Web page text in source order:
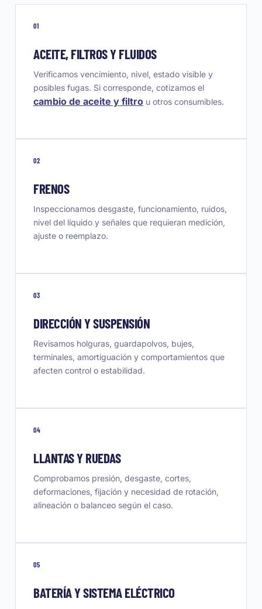
01
ACEITE, FILTROS Y FLUIDOS
Verificamos vencimiento, nivel, estado visible y
posibles fugas. Si corresponde, cotizamos el
cambio de aceite y filtro u otros consumibles.
02
FRENOS
Inspeccionamos desgaste, funcionamiento, ruidos,
nivel del líquido y señales que requieran medición,
ajuste o reemplazo.
03
DIRECCIÓN Y SUSPENSIÓN
Revisamos holguras, guardapolvos, bujes,
terminales, amortiguación y comportamientos que
afecten control o estabilidad.
04
LLANTAS Y RUEDAS
Comprobamos presión, desgaste, cortes,
deformaciones, fijación y necesidad de rotación,
alineación o balanceo según el caso.
05
BATERÍA Y SISTEMA ELÉCTRICO